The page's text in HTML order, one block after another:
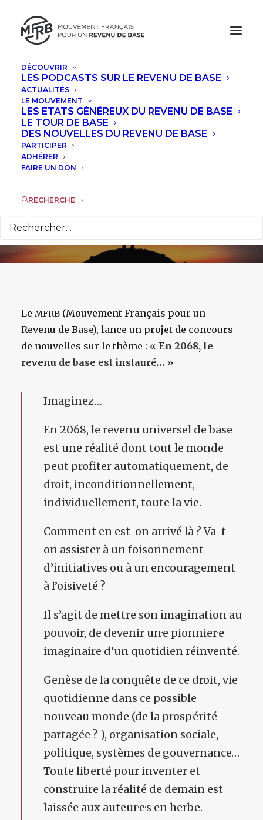
DÉCOUVRIR
LES PODCASTS SUR LE REVENU DE BASE
ACTUALITÉS
LE MOUVEMENT
LES ETATS GÉNÉREUX DU REVENU DE BASE
LE TOUR DE BASE
DES NOUVELLES DU REVENU DE BASE
PARTICIPER
ADHÉRER
FAIRE UN DON
RECHERCHE
Concours de
nouvelles sur le
revenu de base
16 FÉVRIER 2020
Le MFRB (Mouvement Français pour un
Revenu de Base), lance un projet de concours
de nouvelles sur le thème : « En 2068, le
revenu de base est instauré… »
Imaginez…
En 2068, le revenu universel de base
est une réalité dont tout le monde
peut profiter automatiquement, de
droit, inconditionnellement,
individuellement, toute la vie.
Comment en est-on arrivé là ? Va-t-
on assister à un foisonnement
d’initiatives ou à un encouragement
à l’oisiveté ?
Il s’agit de mettre son imagination au
pouvoir, de devenir un·e pionnier·e
imaginaire d’un quotidien réinventé.
Genèse de la conquête de ce droit, vie
quotidienne dans ce possible
nouveau monde (de la prospérité
partagée ? ), organisation sociale,
politique, systèmes de gouvernance…
Toute liberté pour inventer et
construire la réalité de demain est
laissée aux auteur·e·s en herbe.